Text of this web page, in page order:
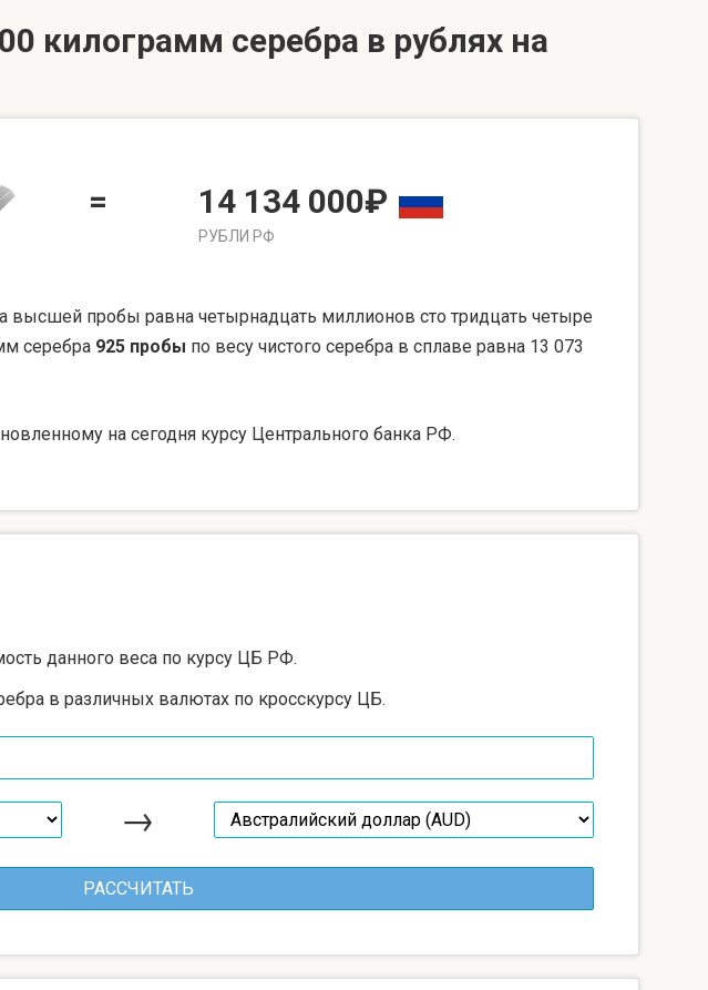
килограмм серебра в рублях на
= 14 134 000₽
РУБЛИ РФ
высшей пробы равна четырнадцать миллионов сто тридцать четыре
серебра 925 пробы по весу чистого серебра в сплаве равна 13 073
на сегодня курсу Центрального банка РФ.
данного веса по курсу ЦБ РФ.
в различных валютах по кросскурсу ЦБ.
→